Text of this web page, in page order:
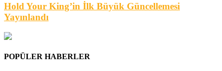
Hold Your King’in İlk Büyük Güncellemesi
Yayınlandı
POPÜLER HABERLER